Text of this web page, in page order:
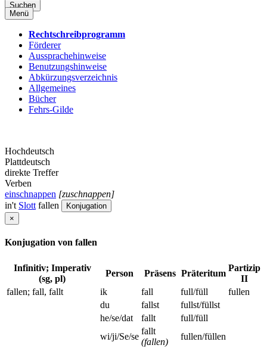
Suchen
Menü
Rechtschreibprogramm
Förderer
Aussprachehinweise
Benutzungshinweise
Abkürzungsverzeichnis
Allgemeines
Bücher
Fehrs-Gilde
Hochdeutsch
Plattdeutsch
direkte Treffer
Verben
einschnappen [zuschnappen]
in't Slott fallen
Konjugation
×
Konjugation von fallen
Infinitiv; Imperativ
(sg, pl)
Person Präsens Präteritum
Partizip
II
fallen; fall, fallt
ik fall full/füll
fullen
du
fallst
fullst/füllst
he/se/dat
fallt
full/füll
wi/ji/Se/se
fallt
(fallen)
fullen/füllen